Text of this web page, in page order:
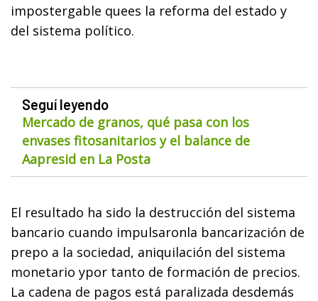
impostergable quees la reforma del estado y
del sistema político.
Seguí leyendo
Mercado de granos, qué pasa con los
envases fitosanitarios y el balance de
Aapresid en La Posta
El resultado ha sido la destrucción del sistema
bancario cuando impulsaronla bancarización de
prepo a la sociedad, aniquilación del sistema
monetario ypor tanto de formación de precios.
La cadena de pagos está paralizada desdemás